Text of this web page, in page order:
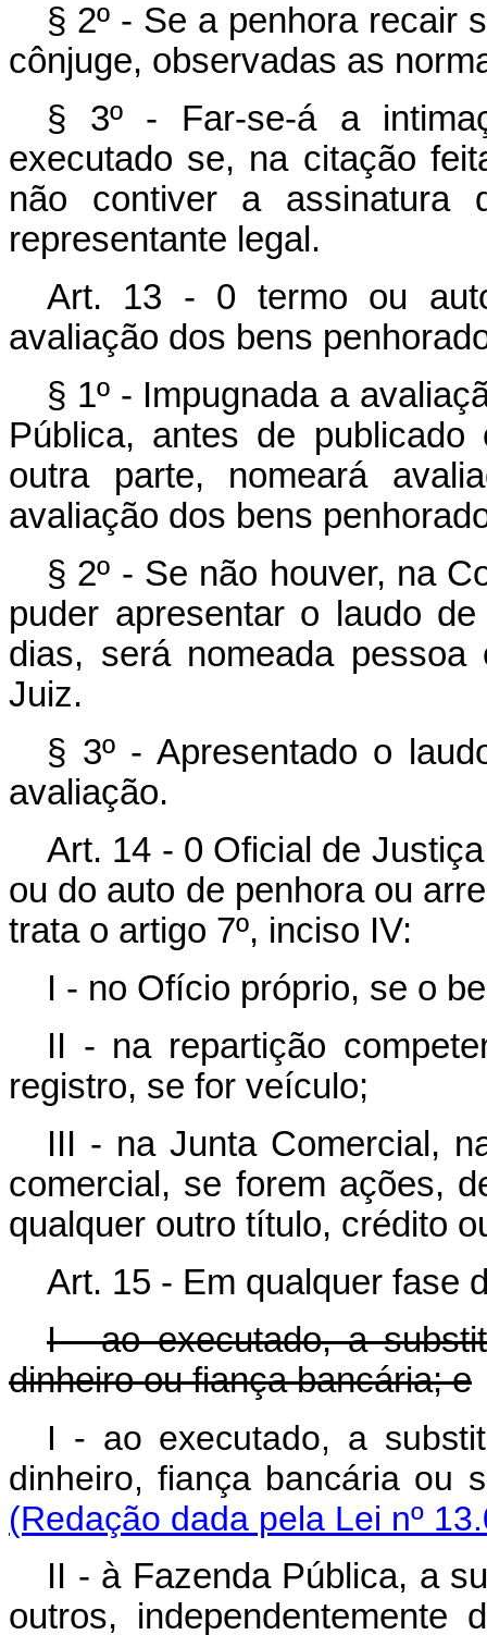
§ 2º - Se a penhora recair
cônjuge, observadas as
§ 3º - Far-se-á a
executado se, na citação
não contiver a assinatura
representante legal.
Art. 13 - 0 termo ou
avaliação dos bens
§ 1º - Impugnada a
Pública, antes de
outra parte, nomeará
avaliação dos bens
§ 2º - Se não houver, na
puder apresentar o laudo
dias, será nomeada
Juiz.
§ 3º - Apresentado o
avaliação.
Art. 14 - 0 Oficial de
ou do auto de penhora ou
trata o artigo 7º, inciso IV:
I - no Ofício próprio, se o
II - na repartição
registro, se for veículo;
III - na Junta Comercial,
comercial, se forem ações,
qualquer outro título, crédito
Art. 15 - Em qualquer fase
I - ao executado, a
dinheiro ou fiança bancária; e
I - ao executado, a
dinheiro, fiança
(Redação dada pela Lei nº
II - à Fazenda Pública, a
outros, independentemente